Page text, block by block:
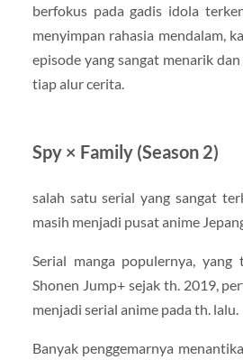
berfokus pada gadis idola
menyimpan rahasia mendalam,
episode yang sangat menarik
tiap alur cerita.
Spy × Family (Season 2)
salah satu serial yang sangat
masih menjadi pusat anime
Serial manga populernya,
Shonen Jump+ sejak th. 2019,
menjadi serial anime pada th. lalu.
Banyak penggemarnya